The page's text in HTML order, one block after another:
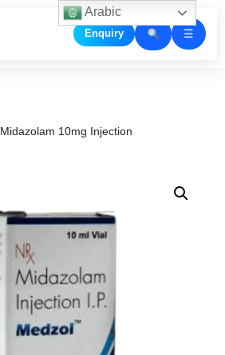
Enquiry ☰
Midazolam 10mg Injection
Arabic